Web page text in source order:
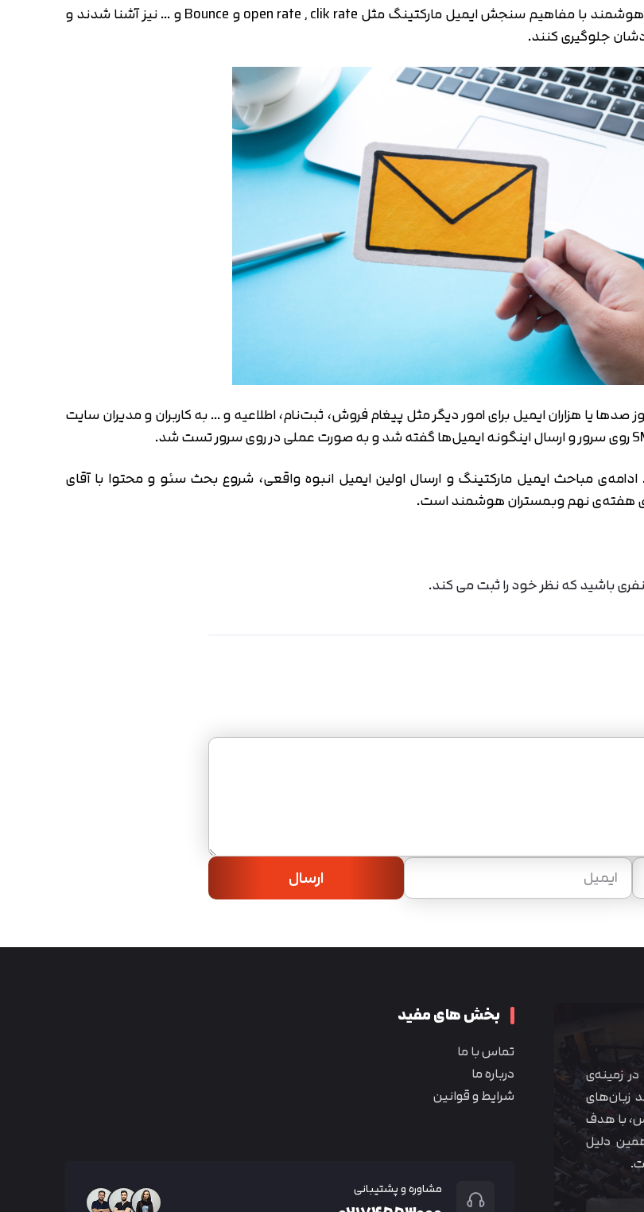
البته این‌ها فقط موارد ابتدایی هستند. در این جلسه وبمستران هوشمند با مفاهیم سنجش ایمیل مارکتینگ مثل open rate , clik rate و Bounce و … نیز آشنا شدند و
جلوگیری کنند.
یا هزاران ایمیل برای امور دیگر مثل پیغام فروش، ثبت‌نام، اطلاعیه و … به کاربران و مدیران سایت
هفته‌ی پرکاری برای وبمستران هوشمند ۱۵ است. ادامه‌ی مباحث ایمیل مارکتینگ و ارسال اولین ایمیل انبوه واقعی، شروع بحث سئو و محتوا با آقای
هفته‌ی نهم وبمستران هوشمند است.
باشید که نظر خود را ثبت می کند.
ارسال
فعالیت خود را در زمینه‌ی
زبان‌های
با هدف
دلیل
بخش های مفید
تماس با ما
درباره ما
شرایط و قوانین
مشاوره و پشتیبانی
تایید کد
کد ارسال شده را وارد کنید
اصلاح شماره
تایید کد
دریافت مجدد کد:00:59